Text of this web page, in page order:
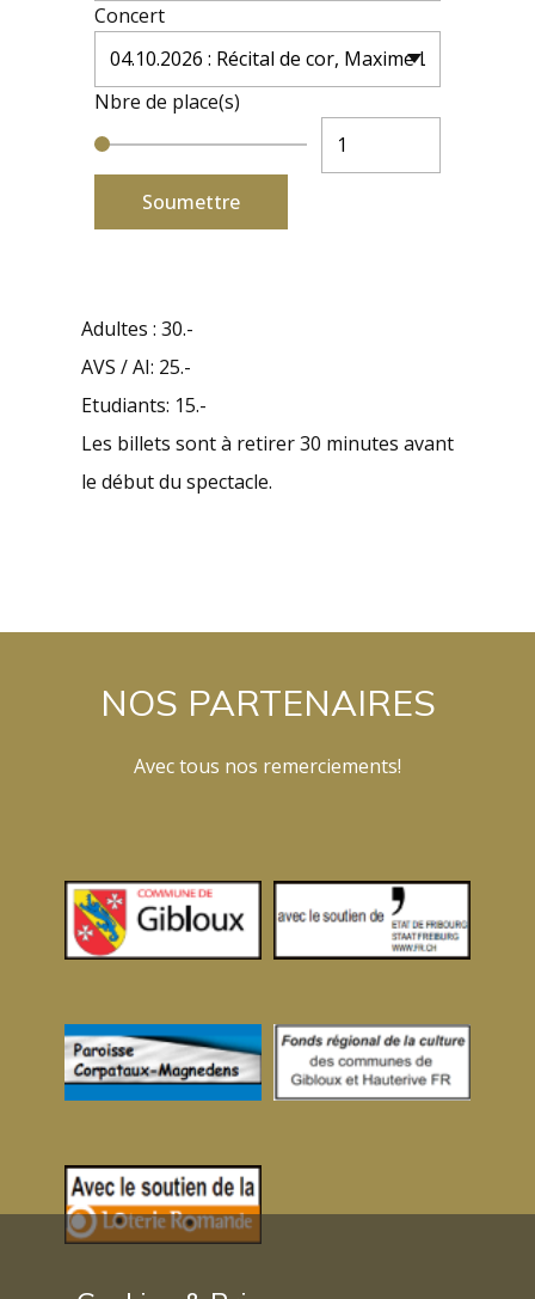
Concert
Nbre de place(s)
Soumettre
Adultes : 30.-
AVS / AI: 25.-
Etudiants: 15.-
Les billets sont à retirer 30 minutes avant
le début du spectacle.
NOS PARTENAIRES
Avec tous nos remerciements!